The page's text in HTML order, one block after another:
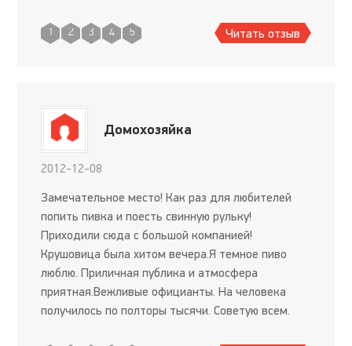
нравилось. Даже ради тако
1 2 3 4 5 Читать отзыв
Домохозяйка
2012-12-08
Замечательное место! Как раз для любителей
попить пивка и поесть свинную рульку!
Приходили сюда с большой компанией!
Крушовица была хитом вечера.Я темное пиво
люблю. Приличная публика и атмосфера
приятная.Вежливые официанты. На человека
получилось по полторы тысячи. Советую всем.